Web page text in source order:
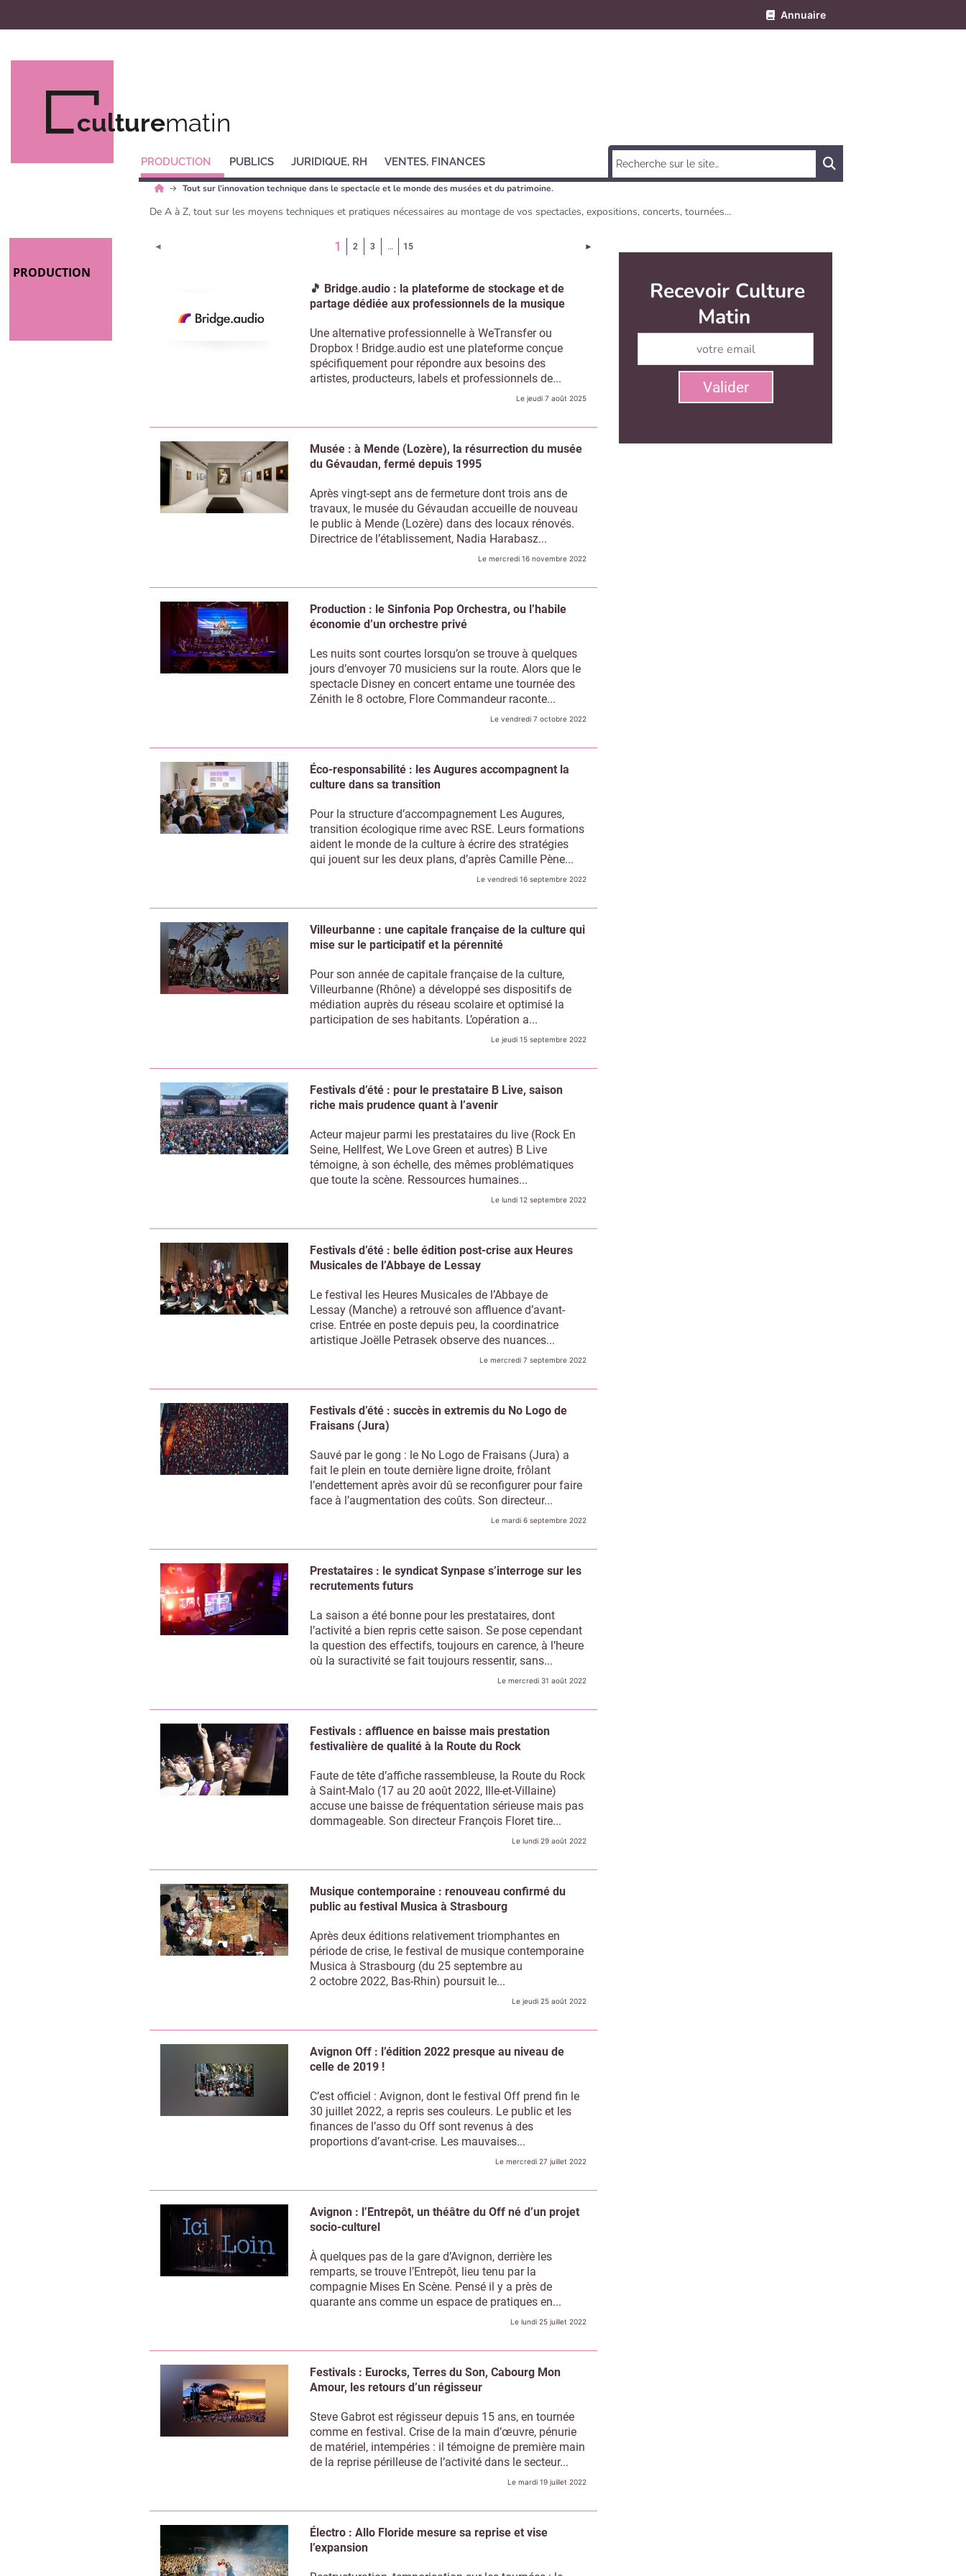
Annuaire
culturematin
PRODUCTION PUBLICS JURIDIQUE, RH VENTES, FINANCES
Tout sur l’innovation technique dans le spectacle et le monde des musées et du patrimoine.
De A à Z, tout sur les moyens techniques et pratiques nécessaires au montage de vos spectacles, expositions, concerts, tournées…
PRODUCTION
◄ 1 (Page courante)
2 3 … 15 ►
🎵 Bridge.audio : la plateforme de stockage et de
partage dédiée aux professionnels de la musique
Une alternative professionnelle à WeTransfer ou
Dropbox ! Bridge.audio est une plateforme conçue
spécifiquement pour répondre aux besoins des
artistes, producteurs, labels et professionnels de...
Le jeudi 7 août 2025
Musée : à Mende (Lozère), la résurrection du musée
du Gévaudan, fermé depuis 1995
Après vingt-sept ans de fermeture dont trois ans de
travaux, le musée du Gévaudan accueille de nouveau
le public à Mende (Lozère) dans des locaux rénovés.
Directrice de l’établissement, Nadia Harabasz...
Le mercredi 16 novembre 2022
Production : le Sinfonia Pop Orchestra, ou l’habile
économie d’un orchestre privé
Les nuits sont courtes lorsqu’on se trouve à quelques
jours d’envoyer 70 musiciens sur la route. Alors que le
spectacle Disney en concert entame une tournée des
Zénith le 8 octobre, Flore Commandeur raconte...
Le vendredi 7 octobre 2022
Éco-responsabilité : les Augures accompagnent la
culture dans sa transition
Pour la structure d’accompagnement Les Augures,
transition écologique rime avec RSE. Leurs formations
aident le monde de la culture à écrire des stratégies
qui jouent sur les deux plans, d’après Camille Pène...
Le vendredi 16 septembre 2022
Villeurbanne : une capitale française de la culture qui
mise sur le participatif et la pérennité
Pour son année de capitale française de la culture,
Villeurbanne (Rhône) a développé ses dispositifs de
médiation auprès du réseau scolaire et optimisé la
participation de ses habitants. L’opération a...
Le jeudi 15 septembre 2022
Festivals d’été : pour le prestataire B Live, saison
riche mais prudence quant à l’avenir
Acteur majeur parmi les prestataires du live (Rock En
Seine, Hellfest, We Love Green et autres) B Live
témoigne, à son échelle, des mêmes problématiques
que toute la scène. Ressources humaines...
Le lundi 12 septembre 2022
Festivals d’été : belle édition post-crise aux Heures
Musicales de l’Abbaye de Lessay
Le festival les Heures Musicales de l’Abbaye de
Lessay (Manche) a retrouvé son affluence d’avant-
crise. Entrée en poste depuis peu, la coordinatrice
artistique Joëlle Petrasek observe des nuances...
Le mercredi 7 septembre 2022
Festivals d’été : succès in extremis du No Logo de
Fraisans (Jura)
Sauvé par le gong : le No Logo de Fraisans (Jura) a
fait le plein en toute dernière ligne droite, frôlant
l’endettement après avoir dû se reconfigurer pour faire
face à l’augmentation des coûts. Son directeur...
Le mardi 6 septembre 2022
Prestataires : le syndicat Synpase s’interroge sur les
recrutements futurs
La saison a été bonne pour les prestataires, dont
l’activité a bien repris cette saison. Se pose cependant
la question des effectifs, toujours en carence, à l’heure
où la suractivité se fait toujours ressentir, sans...
Le mercredi 31 août 2022
Festivals : affluence en baisse mais prestation
festivalière de qualité à la Route du Rock
Faute de tête d’affiche rassembleuse, la Route du Rock
à Saint-Malo (17 au 20 août 2022, Ille-et-Villaine)
accuse une baisse de fréquentation sérieuse mais pas
dommageable. Son directeur François Floret tire...
Le lundi 29 août 2022
Musique contemporaine : renouveau confirmé du
public au festival Musica à Strasbourg
Après deux éditions relativement triomphantes en
période de crise, le festival de musique contemporaine
Musica à Strasbourg (du 25 septembre au
2 octobre 2022, Bas-Rhin) poursuit le...
Le jeudi 25 août 2022
Avignon Off : l’édition 2022 presque au niveau de
celle de 2019 !
C’est officiel : Avignon, dont le festival Off prend fin le
30 juillet 2022, a repris ses couleurs. Le public et les
finances de l’asso du Off sont revenus à des
proportions d’avant-crise. Les mauvaises...
Le mercredi 27 juillet 2022
Avignon : l’Entrepôt, un théâtre du Off né d’un projet
socio-culturel
À quelques pas de la gare d’Avignon, derrière les
remparts, se trouve l’Entrepôt, lieu tenu par la
compagnie Mises En Scène. Pensé il y a près de
quarante ans comme un espace de pratiques en...
Le lundi 25 juillet 2022
Festivals : Eurocks, Terres du Son, Cabourg Mon
Amour, les retours d’un régisseur
Steve Gabrot est régisseur depuis 15 ans, en tournée
comme en festival. Crise de la main d’œuvre, pénurie
de matériel, intempéries : il témoigne de première main
de la reprise périlleuse de l’activité dans le secteur...
Le mardi 19 juillet 2022
Électro : Allo Floride mesure sa reprise et vise
l’expansion
Recevoir Culture Matin
Non merci, je reçois déjà ! Je déciderai plus tard